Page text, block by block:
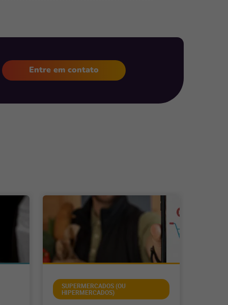
Entre em contato
SUPERMERCADOS (OU
HIPERMERCADOS)